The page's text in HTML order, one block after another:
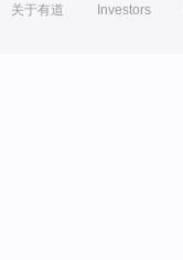
关于有道 Investors